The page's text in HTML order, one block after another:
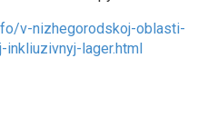
v-nizhegorodskoj-oblasti-
inkliuzivnyj-lager.html